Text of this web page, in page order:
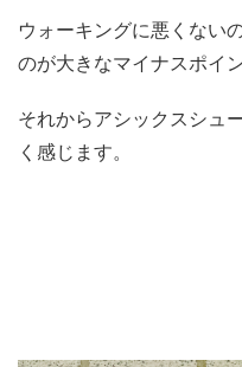
ウォーキングに悪くない
のが大きなマイナスポイン
それからアシックスシュ
く感じます。